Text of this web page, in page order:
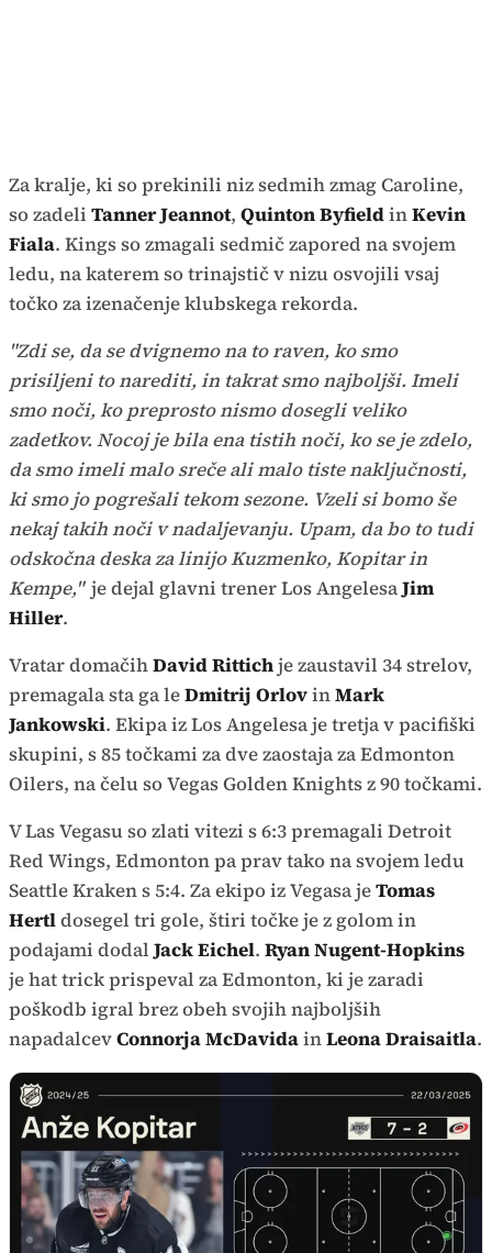
Za kralje, ki so prekinili niz sedmih zmag Caroline,
so zadeli Tanner Jeannot, Quinton ByfieldinKevin
Fiala. Kings so zmagali sedmič zapored na svojem
ledu, na katerem so trinajstič v nizu osvojili vsaj
točko za izenačenje klubskega rekorda.
"Zdi se, da se dvignemo na to raven, ko smo
prisiljeni to narediti, in takrat smo najboljši. Imeli
smo noči, ko preprosto nismo dosegli veliko
zadetkov. Nocoj je bila ena tistih noči, ko se je zdelo,
da smo imeli malo sreče ali malo tiste naključnosti,
ki smo jo pogrešali tekom sezone. Vzeli si bomo še
nekaj takih noči v nadaljevanju. Upam, da bo to tudi
odskočna deska za linijo Kuzmenko, Kopitar in
Kempe," je dejal glavni trener Los AngelesaJim
Hiller.
Vratar domačihDavid Rittichje zaustavil 34 strelov,
premagala sta ga leDmitrij OrlovinMark
Jankowski. Ekipa iz Los Angelesa je tretja v pacifiški
skupini, s 85 točkami za dve zaostaja za Edmonton
Oilers, na čelu so Vegas Golden Knights z 90 točkami.
V Las Vegasu so zlati vitezi s 6:3 premagali Detroit
Red Wings, Edmonton pa prav tako na svojem ledu
Seattle Kraken s 5:4. Za ekipo iz Vegasa jeTomas
Hertldosegel tri gole, štiri točke je z golom in
podajami dodalJack Eichel. Ryan Nugent-Hopkins
je hat trick prispeval za Edmonton, ki je zaradi
poškodb igral brez obeh svojih najboljših
napadalcevConnorja McDavidainLeona Draisaitla.